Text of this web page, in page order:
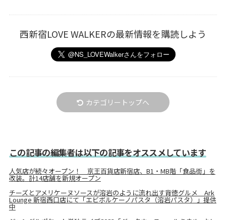
西新宿LOVE WALKERの最新情報を購読しよう
カテゴリートップへ
この記事の編集者は以下の記事をオススメしています
人気店が続々オープン！ 京王百貨店新宿店、B1・MB階「食品街」を
改装。計14店舗を新規オープン
チーズとアメリケーヌソースが溶岩のように流れ出す背徳グルメ Ark
Lounge 新宿西口店にて「エビボルケーノパスタ（溶岩パスタ）」提供
中